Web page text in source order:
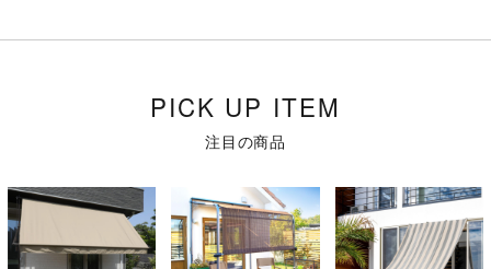
PICK UP ITEM
注目の商品